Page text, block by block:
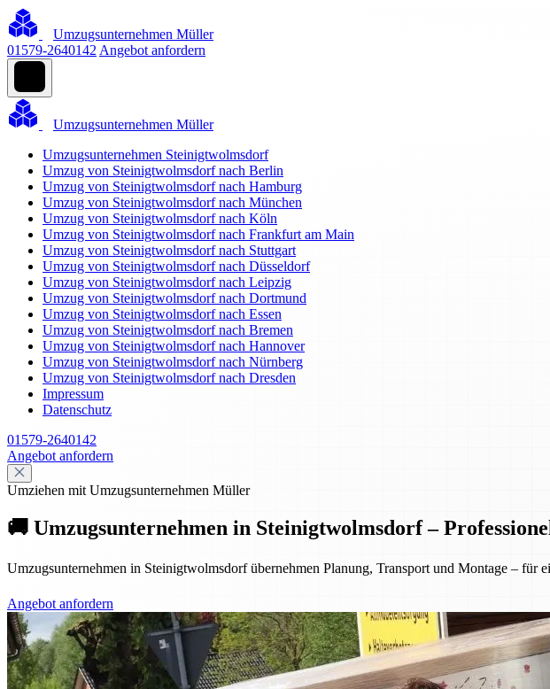
Umzugsunternehmen Müller
01579-2640142 Angebot anfordern
Umzugsunternehmen Müller
Umzugsunternehmen Steinigtwolmsdorf
Umzug von Steinigtwolmsdorf nach Berlin
Umzug von Steinigtwolmsdorf nach Hamburg
Umzug von Steinigtwolmsdorf nach München
Umzug von Steinigtwolmsdorf nach Köln
Umzug von Steinigtwolmsdorf nach Frankfurt am Main
Umzug von Steinigtwolmsdorf nach Stuttgart
Umzug von Steinigtwolmsdorf nach Düsseldorf
Umzug von Steinigtwolmsdorf nach Leipzig
Umzug von Steinigtwolmsdorf nach Dortmund
Umzug von Steinigtwolmsdorf nach Essen
Umzug von Steinigtwolmsdorf nach Bremen
Umzug von Steinigtwolmsdorf nach Hannover
Umzug von Steinigtwolmsdorf nach Nürnberg
Umzug von Steinigtwolmsdorf nach Dresden
Impressum
Datenschutz
01579-2640142
Angebot anfordern
Umziehen mit Umzugsunternehmen Müller
🚚 Umzugsunternehmen in Steinigtwolmsdorf –
Umzugsunternehmen in Steinigtwolmsdorf übernehmen Planung, Transport und Montage –
Angebot anfordern